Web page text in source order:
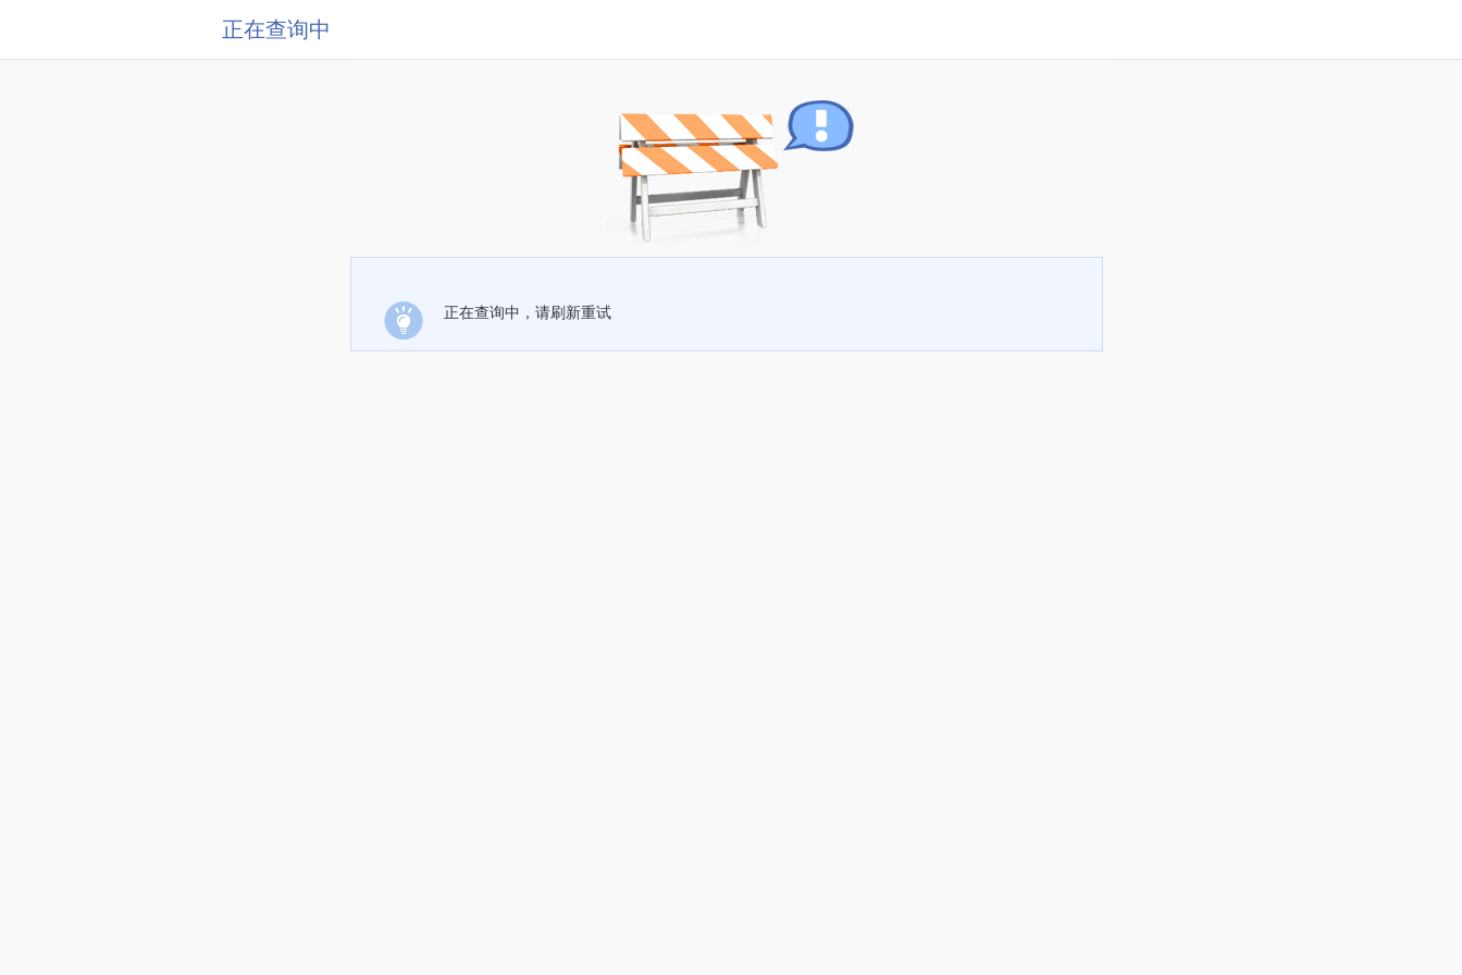
正在查询中
正在查询中，请刷新重试